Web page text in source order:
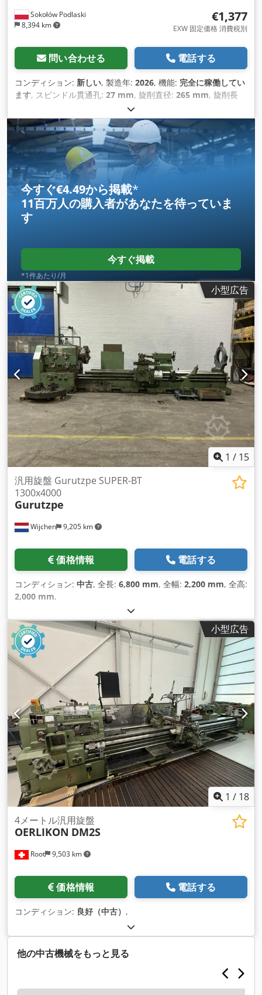
Sokołów Podlaski
8,394 km
€1,377
EXW 固定価格 消費税別
問い合わせる 電話する
コンディション: 新しい, 製造年: 2026, 機能: 完全に稼働してい
ます, スピンドル貫通孔: 27 mm, 旋削直径: 265 mm, 旋削長
, 全幅:
主軸回転速度（最大）:1,600 回転/分, 主軸回転速度（最小）:
115 回転/分, ベッド幅: 135 mm, 総重量:160 kg（キログラ
ム）
今すぐ€4.49から掲載*
11百万人の購入者があなたを待っていま
す
今すぐ掲載
*1件あたり/月
小型広告
1 / 15
Wijchen 9,205 km
汎用旋盤 Gurutzpe SUPER-BT
1300x4000
Gurutzpe
価格情報 電話する
コンディション: 中古, 全長: 6,800 mm, 全幅: 2,200 mm, 全高:
2,000 mm,
小型広告
1 / 18
Root 9,503 km
4メートル汎用旋盤
OERLIKON DM2S
価格情報 電話する
コンディション: 良好（中古） ,
他の中古機械をもっと見る